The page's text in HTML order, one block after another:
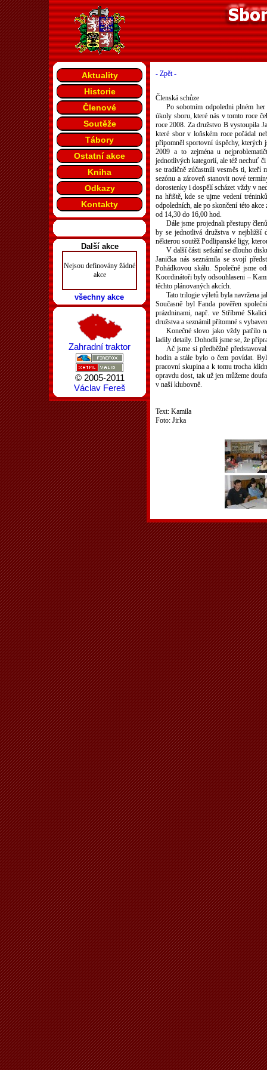
- Zpět -
Členská schůze
Po sobotním odpoledni plném
úkoly sboru, které nás v tomto roce
roce 2008. Za družstvo B vystoupila
které sbor v loňském roce pořádal
připomněl sportovní úspěchy, kterých
2009 a to zejména u
jednotlivých kategorií, ale též nechuť
se tradičně zúčastnili vesměs ti, kteří
sezónu a zároveň stanovit nové
dorostenky i dospělí scházet vždy v
na hřiště, kde se ujme vedení
odpoledních, ale po skončení této
od 14,30 do 16,00 hod.
Dále jsme projednali přestupy
by se jednotlivá družstva v nejbližší
některou soutěž Podlipanské ligy,
V další části setkání se dlouho
Janička nás seznámila se svojí
Pohádkovou skálu. Společně jsme
Koordinátoři byly odsouhlaseni –
těchto plánovaných akcích.
Tato trilogie výletů byla navržena
Současně byl Fanda pověřen
prázdninami, např. ve Stříbrné
družstva a seznámil přítomné s
Konečné slovo jako vždy patřilo
ladily detaily. Dohodli jsme se, že
Ač jsme si předběžně
hodin a stále bylo o čem povídat.
pracovní skupina a k tomu trocha
opravdu dost, tak už jen můžeme
v naší klubovně.
Text: Kamila
Foto: Jirka
Aktuality
Historie
Členové
Soutěže
Tábory
Ostatní akce
Kniha
Odkazy
Kontakty
Další akce
Nejsou definovány žádné
akce
všechny akce
Zahradní traktor
© 2005-2011
Václav Fereš